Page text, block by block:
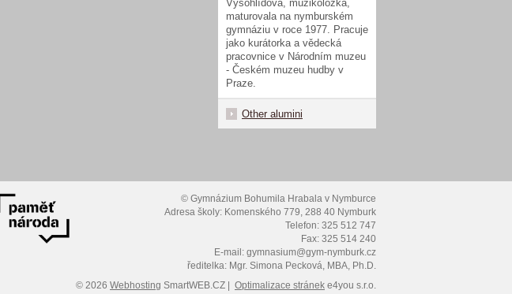
Vyšohlídová, muzikoložka,
maturovala na nymburském
gymnáziu v roce 1977. Pracuje
jako kurátorka a vědecká
pracovnice v Národním muzeu
- Českém muzeu hudby v
Praze.
Other alumini
© Gymnázium Bohumila Hrabala v Nymburce
Adresa školy: Komenského 779, 288 40 Nymburk
Telefon: 325 512 747
Fax: 325 514 240
E-mail: gymnasium@gym-nymburk.cz
ředitelka: Mgr. Simona Pecková, MBA, Ph.D.
© 2026 Webhosting SmartWEB.CZ | Optimalizace stránek e4you s.r.o.